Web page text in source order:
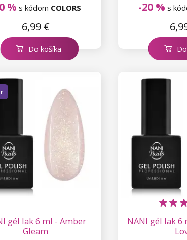
% s kódom COLORS
6,99 €
Do košíka
-20 % s
gél lak 6 ml - Amber
Gleam
NANI gél lak 6